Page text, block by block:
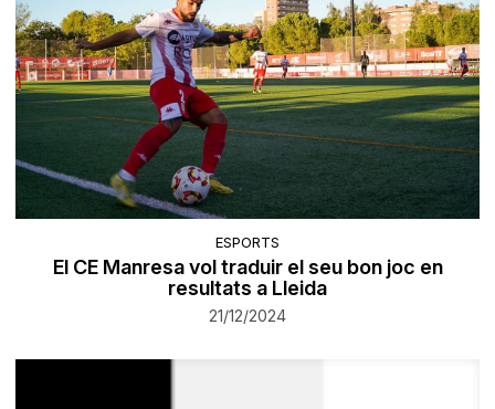
ESPORTS
El CE Manresa vol traduir el seu bon joc en
resultats a Lleida
21/12/2024